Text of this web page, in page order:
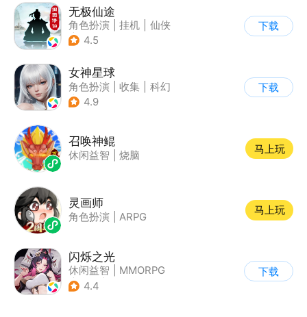
无极仙途
角色扮演 挂机
仙侠
| 文字游戏
4.5
下载
女神星球
角色扮演 收集
科幻
| 捏脸
4.9
下载
召唤神鲲
休闲益智 烧脑
马上玩
灵画师
角色扮演 ARPG
马上玩
闪烁之光
休闲益智
MMORPG
| 战争
4.4
下载